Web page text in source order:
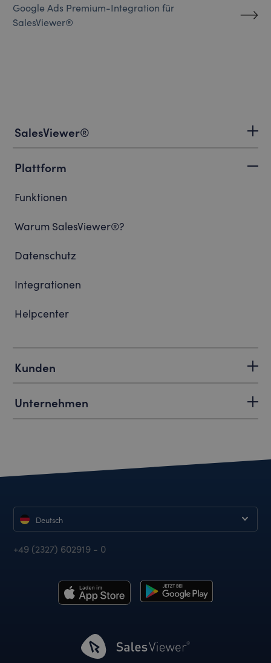
Google Ads Premium-Integration für
SalesViewer®
SalesViewer®
Plattform
Funktionen
Warum SalesViewer®?
Datenschutz
Integrationen
Helpcenter
Kunden
Unternehmen
Deutsch
+49 (2327) 602919 - 0